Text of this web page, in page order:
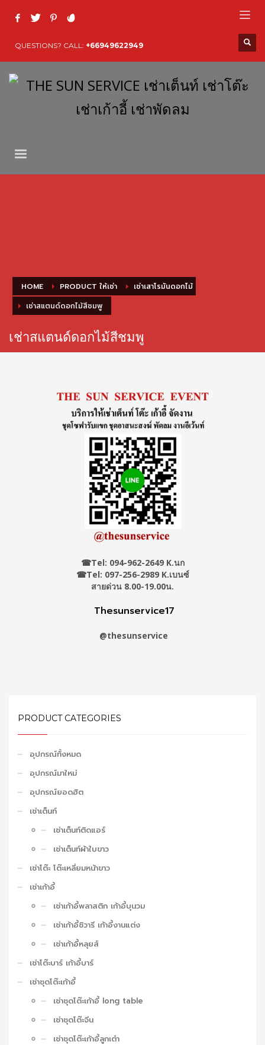
QUESTIONS? CALL: +66949622949
HOME PRODUCT ให้เช่า
เช่าเสาโรมันดอกไม้
เช่าสแตนด์ดอกไม้สีชมพู
เช่าสแตนด์ดอกไม้สีชมพู
☎Tel: 094-962-2649 K.นก
☎Tel: 097-256-2989 K.เบนซ์
สายด่วน 8.00-19.00น.
Thesunservice17
@thesunservice
PRODUCT CATEGORIES
อุปกรณ์ทั้งหมด
อุปกรณ์มาใหม่
อุปกรณ์ยอดฮิต
เช่าเต็นท์
เช่าเต็นท์ติดแอร์
เช่าเต็นท์ผ้าใบขาว
เช่าโต๊ะ โต๊ะเหลี่ยมหน้าขาว
เช่าเก้าอี้
เช่าเก้าอี้พลาสติก เก้าอี้บุนวม
เช่าเก้าอี้ชิวารี เก้าอี้งานแต่ง
เช่าเก้าอี้หลุยส์
เช่าโต๊ะบาร์ เก้าอี้บาร์
เช่าชุดโต๊ะเก้าอี้
เช่าชุดโต๊ะเก้าอี้ long table
เช่าชุดโต๊ะจีน
เช่าชุดโต๊ะเก้าอี้ลูกเต๋า